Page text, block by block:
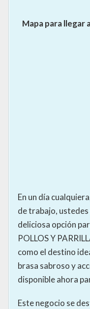
Mapa para llegar
En un día
de trabajo,
deliciosa opción
POLLOS Y
como el destino
brasa sabroso y
disponible ahora
Este negocio se